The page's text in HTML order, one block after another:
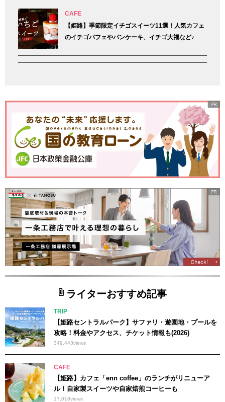
CAFE
【姫路】季節限定イチゴスイーツ11選！人気カフェ
のイチゴパフェやパンケーキ、イチゴ大福など♪
ライターおすすめ記事
TRIP
【姫路セントラルパーク】サファリ・遊園地・プールを
攻略！料金やアクセス、チケット情報も(2026)
349,443views
CAFE
【姫路】カフェ「enn coffee」のランチがリニューア
ル！自家製スイーツや自家焙煎コーヒーも
17,018views